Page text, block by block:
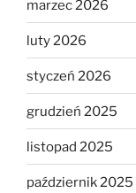
marzec 2026
luty 2026
styczeń 2026
grudzień 2025
listopad 2025
październik 2025